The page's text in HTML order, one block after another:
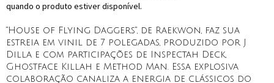
quando o produto estiver disponível.
"House of Flying Daggers", de Raekwon, faz sua
estreia em vinil de 7 polegadas, produzido por J
Dilla e com participações de Inspectah Deck,
Ghostface Killah e Method Man. Essa explosiva
colaboração canaliza a energia de clássicos do